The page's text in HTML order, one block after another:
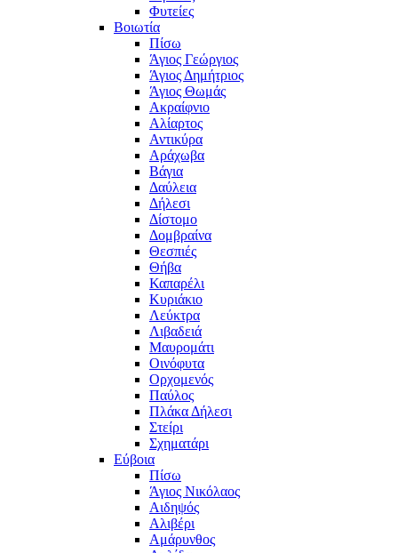
Φυτείες
Βοιωτία
Πίσω
Άγιος Γεώργιος
Άγιος Δημήτριος
Άγιος Θωμάς
Ακραίφνιο
Αλίαρτος
Αντικύρα
Αράχωβα
Βάγια
Δαύλεια
Δήλεσι
Δίστομο
Δομβραίνα
Θεσπιές
Θήβα
Καπαρέλι
Κυριάκιο
Λεύκτρα
Λιβαδειά
Μαυρομάτι
Οινόφυτα
Ορχομενός
Παύλος
Πλάκα Δήλεσι
Στείρι
Σχηματάρι
Εύβοια
Πίσω
Άγιος Νικόλαος
Αιδηψός
Αλιβέρι
Αμάρυνθος